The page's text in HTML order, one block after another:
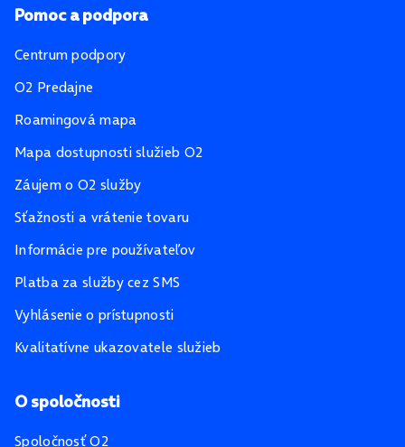
Pomoc a podpora
Centrum podpory
O2 Predajne
Roamingová mapa
Mapa dostupnosti služieb O2
Záujem o O2 služby
Sťažnosti a vrátenie tovaru
Informácie pre používateľov
Platba za služby cez SMS
Vyhlásenie o prístupnosti
Kvalitatívne ukazovatele služieb
O spoločnosti
Spoločnosť O2